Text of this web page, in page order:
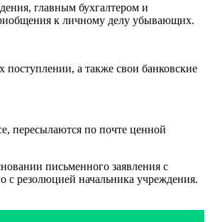
главным бухгалтером и
к личному делу убывающих.
а также свои банковские
пересылаются по почте ценной
письменного заявления с
с резолюцией начальника учреждения.